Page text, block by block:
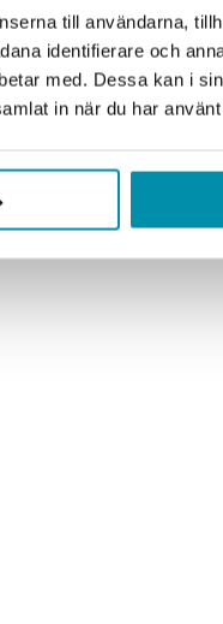
till användarna,
identifierare och
med. Dessa kan i
in när du har